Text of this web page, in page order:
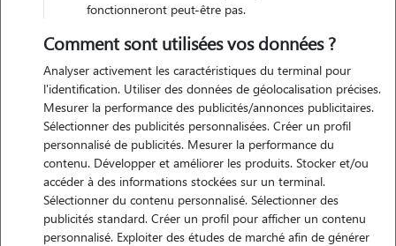
Pascal
BERNEUIL 17460
fonctionneront peut-être pas.
Comment sont utilisées vos données ?
Analyser activement les caractéristiques du terminal pour
l'identification. Utiliser des données de géolocalisation précises.
Mesurer la performance des publicités/annonces publicitaires.
Sélectionner des publicités personnalisées. Créer un profil
personnalisé de publicités. Mesurer la performance du
contenu. Développer et améliorer les produits. Stocker et/ou
accéder à des informations stockées sur un terminal.
Sélectionner du contenu personnalisé. Sélectionner des
publicités standard. Créer un profil pour afficher un contenu
personnalisé. Exploiter des études de marché afin de générer